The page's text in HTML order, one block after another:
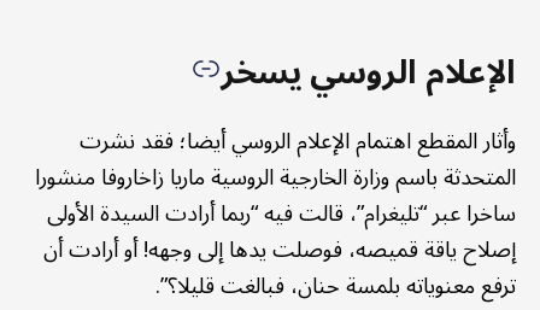
الإعلام الروسي يسخر
وأثار المقطع اهتمام الإعلام الروسي أيضا؛ فقد نشرت
المتحدثة باسم وزارة الخارجية الروسية ماريا زاخاروفا منشورا
ساخرا عبر “تليغرام”، قالت فيه “ربما أرادت السيدة الأولى
إصلاح ياقة قميصه، فوصلت يدها إلى وجهه! أو أرادت أن
ترفع معنوياته بلمسة حنان، فبالغت قليلا؟”.